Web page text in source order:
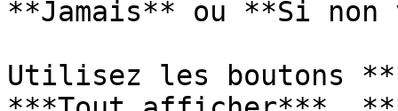
**Jamais** ou **Si
Utilisez les boutons